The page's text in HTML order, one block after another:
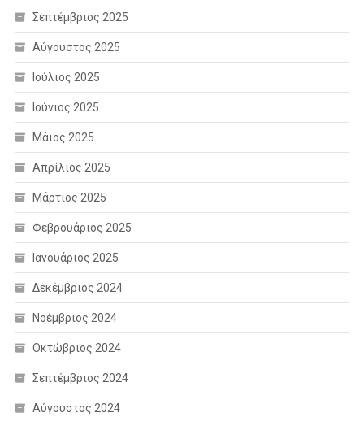
Σεπτέμβριος 2025
Αύγουστος 2025
Ιούλιος 2025
Ιούνιος 2025
Μάιος 2025
Απρίλιος 2025
Μάρτιος 2025
Φεβρουάριος 2025
Ιανουάριος 2025
Δεκέμβριος 2024
Νοέμβριος 2024
Οκτώβριος 2024
Σεπτέμβριος 2024
Αύγουστος 2024